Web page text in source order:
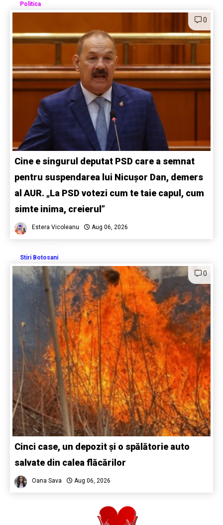
Politica
0
Cine e singurul deputat PSD care a semnat
pentru suspendarea lui Nicușor Dan, demers
al AUR. „La PSD votezi cum te taie capul, cum
simte inima, creierul”
Estera Vicoleanu Aug 06, 2026
Stiri Botosani
0
Cinci case, un depozit și o spălătorie auto
salvate din calea flăcărilor
Oana Sava Aug 06, 2026